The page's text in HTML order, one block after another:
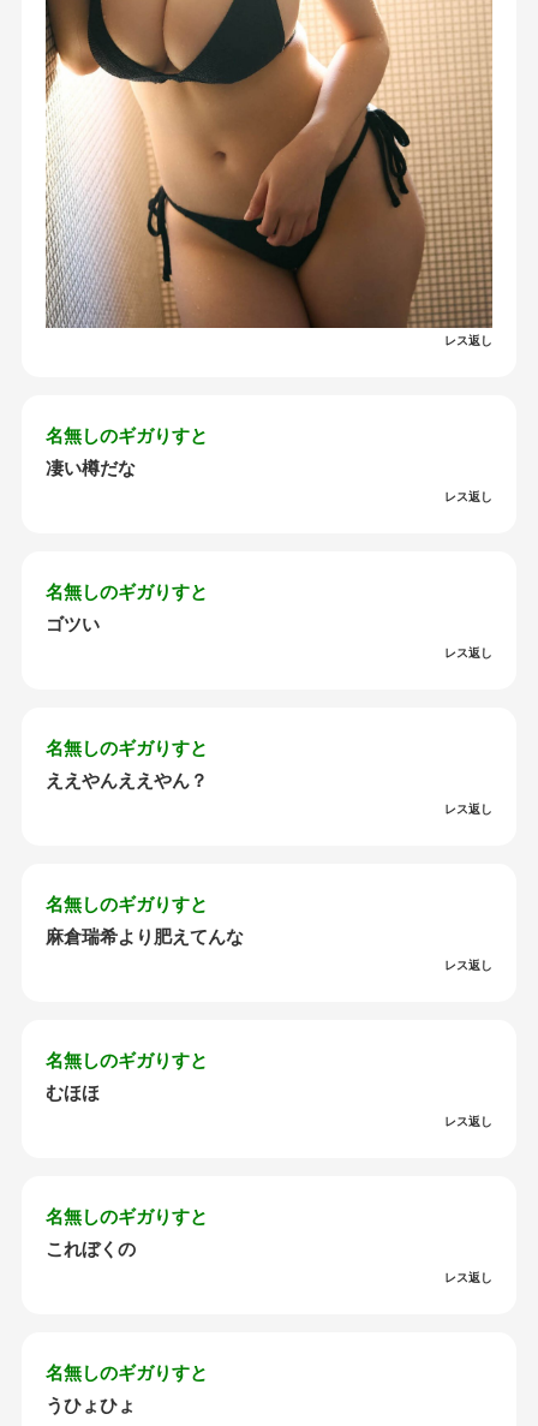
レス返し
名無しのギガりすと
凄い樽だな
レス返し
名無しのギガりすと
ゴツい
レス返し
名無しのギガりすと
ええやんええやん？
レス返し
名無しのギガりすと
麻倉瑞希より肥えてんな
レス返し
名無しのギガりすと
むほほ
レス返し
名無しのギガりすと
これぼくの
レス返し
名無しのギガりすと
うひょひょ